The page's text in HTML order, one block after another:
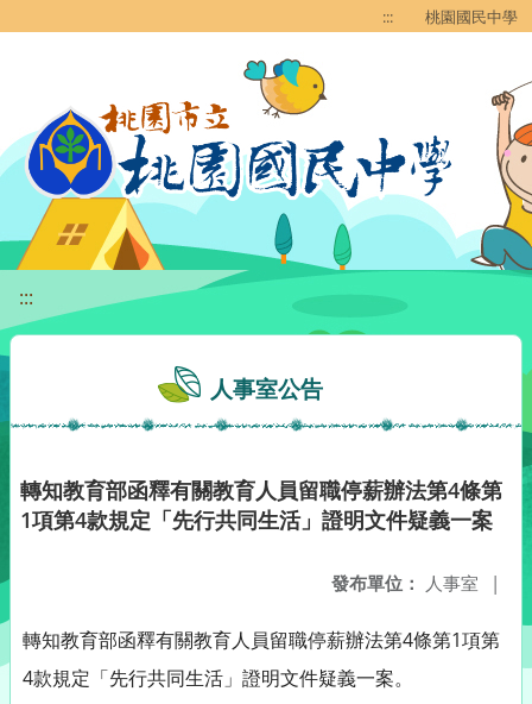
::: 桃園國民中學
:::
人事室公告
轉知教育部函釋有關教育人員留職停薪辦法第4條第
1項第4款規定「先行共同生活」證明文件疑義一案
發布單位： 人事室 |
轉知教育部函釋有關教育人員留職停薪辦法第4條第1項第
4款規定「先行共同生活」證明文件疑義一案。